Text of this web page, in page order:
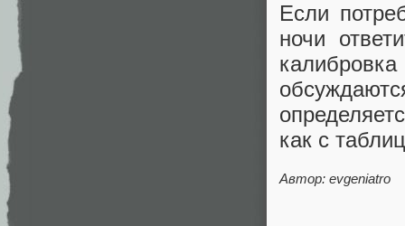
Если
ночи
как с
Автор: evgeniatro